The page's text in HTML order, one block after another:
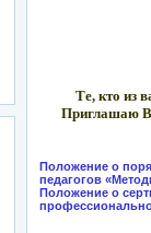
Те, кто из
Приглашаю
Положение о
педагогов
Положение о